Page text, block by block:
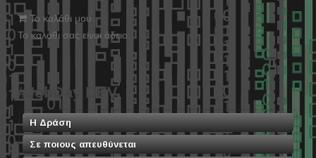
Το καλάθι μου
Το καλάθι σας είναι άδειο.
#JobDay DEV
Η Δράση
Σε ποιους απευθύνεται